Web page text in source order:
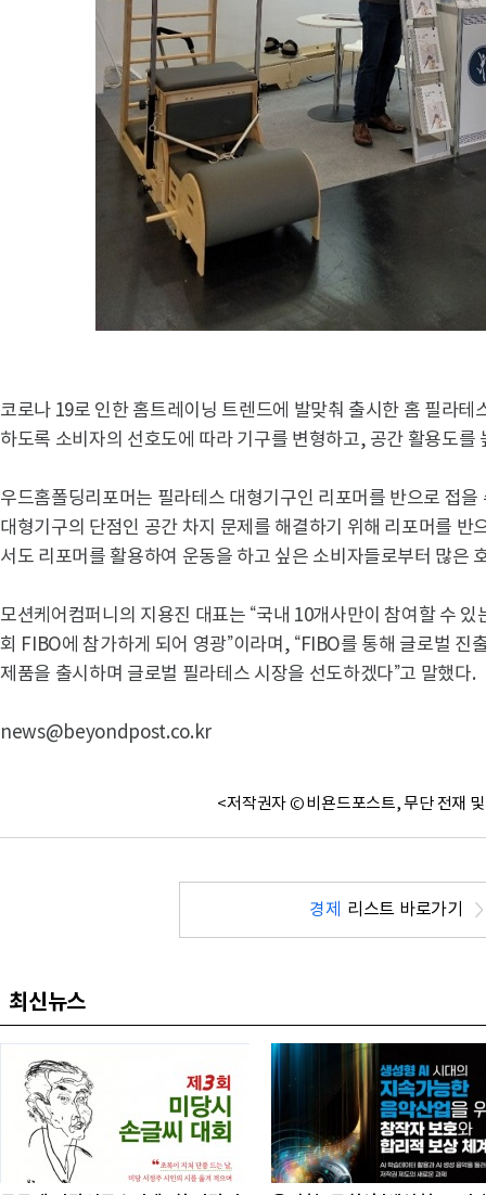
코로나 19로 인한 홈트레이닝 트렌드에 발맞춰 출시한 홈 필라테
하도록 소비자의 선호도에 따라 기구를 변형하고, 공간 활용도를
우드홈폴딩리포머는 필라테스 대형기구인 리포머를 반으로 접
대형기구의 단점인 공간 차지 문제를 해결하기 위해 리포머를 반
서도 리포머를 활용하여 운동을 하고 싶은 소비자들로부터 많은
모션케어컴퍼니의 지용진 대표는 “국내 10개사만이 참여할 수
회 FIBO에 참가하게 되어 영광”이라며, “FIBO를 통해 글로벌 진
제품을 출시하며 글로벌 필라테스 시장을 선도하겠다”고 말했다.
news@beyondpost.co.kr
<저작권자 © 비욘드포스트, 무단 전재
경제 리스트 바로가기
최신뉴스